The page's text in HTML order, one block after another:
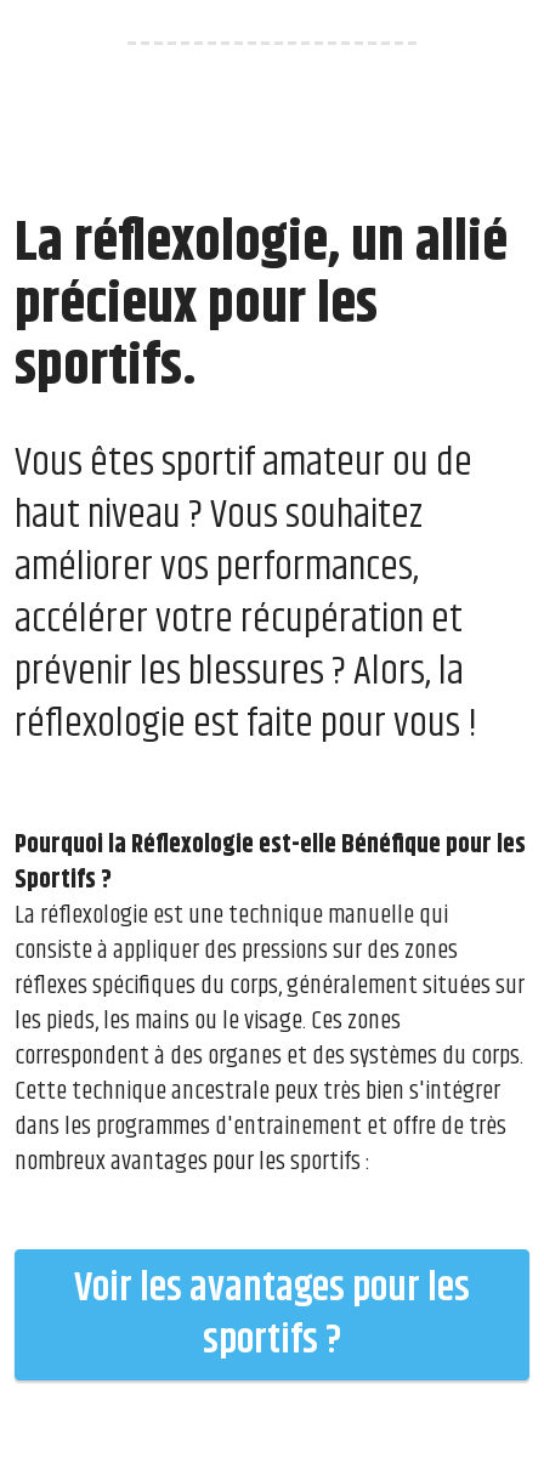
----------------------
La réflexologie, un allié
précieux pour les
sportifs.
Vous êtes sportif amateur ou de
haut niveau ? Vous souhaitez
améliorer vos performances,
accélérer votre récupération et
prévenir les blessures ? Alors, la
réflexologie est faite pour vous !
Pourquoi la Réflexologie est-elle Bénéfique pour les
Sportifs ?
La réflexologie est une technique manuelle qui
consiste à appliquer des pressions sur des zones
réflexes spécifiques du corps, généralement situées sur
les pieds, les mains ou le visage. Ces zones
correspondent à des organes et des systèmes du corps.
Cette technique ancestrale peux très bien s'intégrer
dans les programmes d'entrainement et offre de très
nombreux avantages pour les sportifs :
Voir les avantages pour les
sportifs ?